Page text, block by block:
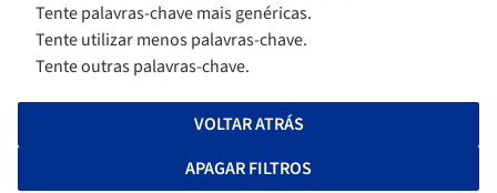
Tente palavras-chave mais genéricas.
Tente utilizar menos palavras-chave.
Tente outras palavras-chave.
VOLTAR ATRÁS
APAGAR FILTROS